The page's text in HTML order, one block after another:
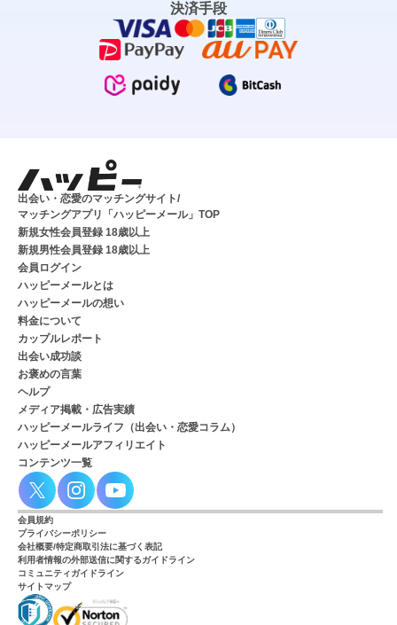
決済手段
出会い・恋愛のマッチングサイト/
マッチングアプリ「ハッピーメール」TOP
新規女性会員登録 18歳以上
新規男性会員登録 18歳以上
会員ログイン
ハッピーメールとは
ハッピーメールの想い
料金について
カップルレポート
出会い成功談
お褒めの言葉
ヘルプ
メディア掲載・広告実績
ハッピーメールライフ（出会い・恋愛コラム）
ハッピーメールアフィリエイト
コンテンツ一覧
会員規約
プライバシーポリシー
会社概要/特定商取引法に基づく表記
利用者情報の外部送信に関するガイドライン
コミュニティガイドライン
サイトマップ